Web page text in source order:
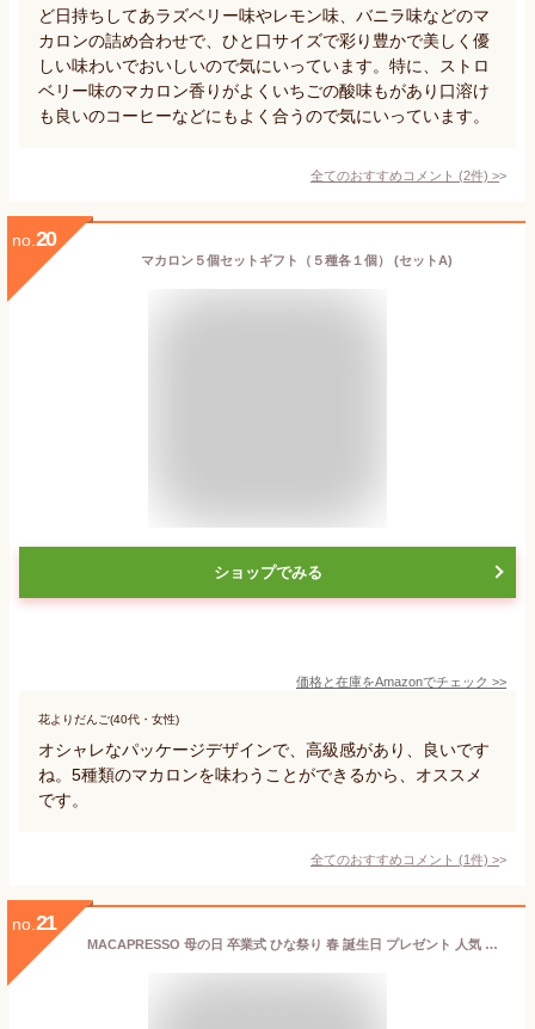
ど日持ちしてあラズベリー味やレモン味、バニラ味などのマ
カロンの詰め合わせで、ひと口サイズで彩り豊かで美しく優
しい味わいでおいしいので気にいっています。特に、ストロ
ベリー味のマカロン香りがよくいちごの酸味もがあり口溶け
も良いのコーヒーなどにもよく合うので気にいっています。
全てのおすすめコメント (2件) >
no. 20
マカロン５個セットギフト（５種各１個） (セットA)
ショップでみる
価格と在庫をAmazonでチェック >>
花よりだんご(40代・女性)
オシャレなパッケージデザインで、高級感があり、良いです
ね。5種類のマカロンを味わうことができるから、オススメ
です。
全てのおすすめコメント (1件) >
no. 21
MACAPRESSO 母の日 卒業式 ひな祭り 春 誕生日 プレゼント 人気 マカロン ソルティーキャラメル 6個 セット マカプレッソ マカマニア トゥンカロン 太っちょマカロン お返し お菓子 ギフト スイーツ 内祝い 洋菓子